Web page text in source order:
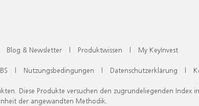
Blog & Newsletter | Produktwissen | My KeyInvest
| Nutzungsbedingungen | Datenschutzerklärung |
Diese Produkte versuchen den zugrundeliegenden Index
der angewandten Methodik.